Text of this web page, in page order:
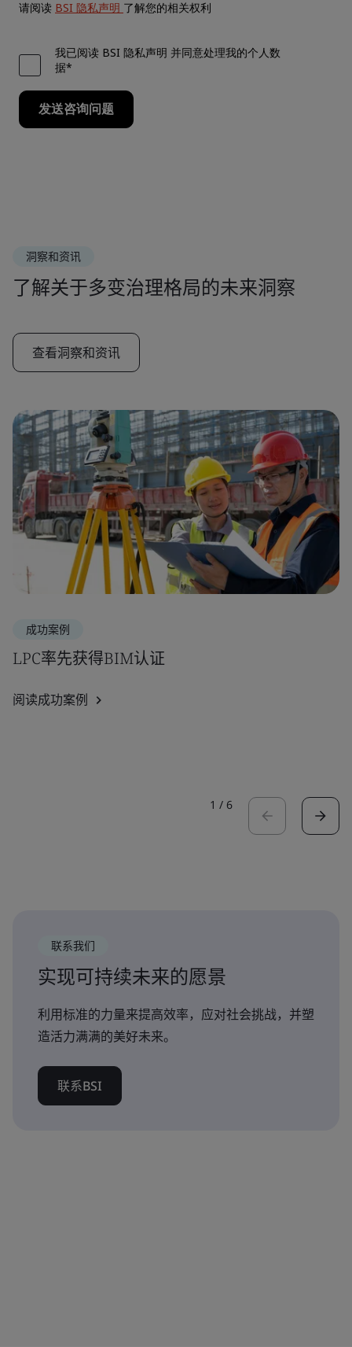
洞察和资讯
了解关于多变治理格局的未来洞察
查看洞察和资讯
成功案例
LPC率先获得BIM认证
阅读成功案例
1 / 6
联系我们
实现可持续未来的愿景
利用标准的力量来提高效率，应对社会挑战，并塑
造活力满满的美好未来。
联系BSI